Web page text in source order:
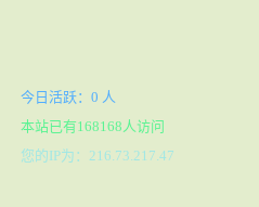
今日活跃：0 人
本站已有168168人访问
您的IP为：216.73.217.47